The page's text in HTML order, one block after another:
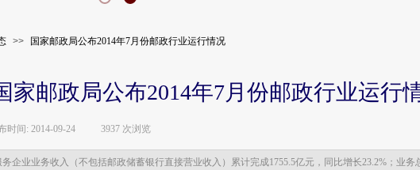
>> 国家邮政局公布2014年7月份邮政行业运行情况
家邮政局公布2014年7月份邮政行业运行
时间: 2014-09-24 3937 次浏览
企业业务收入（不包括邮政储蓄银行直接营业收入）累计完成1755.5亿元，同比增长23.2%；业务